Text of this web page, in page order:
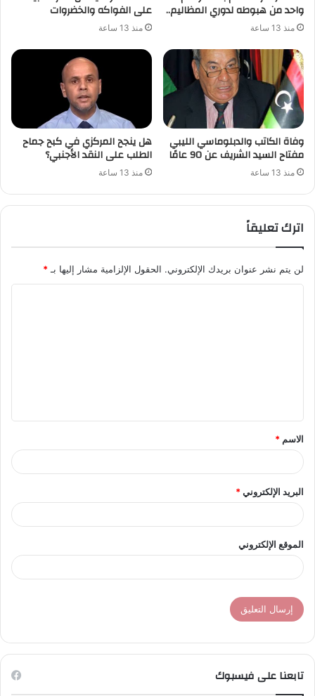
واحد من هبوطه لدوري المظاليم..
منذ 13 ساعة
على الفواكه والخضروات
منذ 13 ساعة
وفاة الكاتب والدبلوماسي الليبي
مفتاح السيد الشريف عن 90 عامًا
منذ 13 ساعة
هل ينجح المركزي في كبح جماح
الطلب على النقد الأجنبي؟
منذ 13 ساعة
اترك تعليقاً
لن يتم نشر عنوان بريدك الإلكتروني. الحقول الإلزامية مشار إليها بـ *
ق
*
الاسم *
البريد الإلكتروني*
الموقع الإلكتروني
تابعنا على فيسبوك